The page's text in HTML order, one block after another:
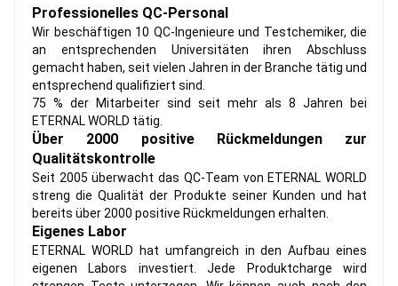
Professionelles QC-Personal
Wir beschäftigen 10 QC-Ingenieure und Testchemiker, die
an entsprechenden Universitäten ihren Abschluss
gemacht haben, seit vielen Jahren in der Branche tätig und
entsprechend qualifiziert sind.
75 % der Mitarbeiter sind seit mehr als 8 Jahren bei
ETERNAL WORLD tätig.
Über 2000 positive Rückmeldungen zur
Qualitätskontrolle
Seit 2005 überwacht das QC-Team von ETERNAL WORLD
streng die Qualität der Produkte seiner Kunden und hat
bereits über 2000 positive Rückmeldungen erhalten.
Eigenes Labor
ETERNAL WORLD hat umfangreich in den Aufbau eines
eigenen Labors investiert. Jede Produktcharge wird